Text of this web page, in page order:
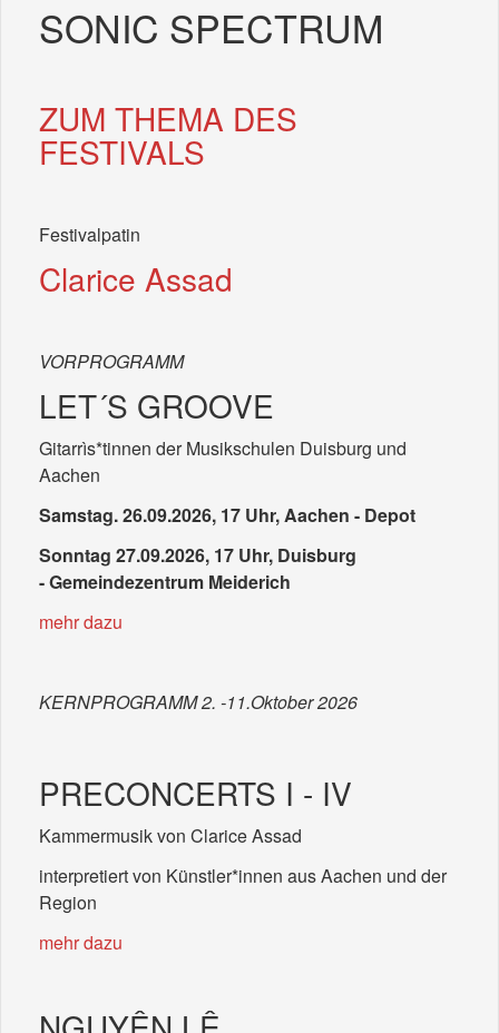
SONIC SPECTRUM
ZUM THEMA DES
FESTIVALS
Festivalpatin
Clarice Assad
VORPROGRAMM
LET´S GROOVE
Gitarrìs*tinnen der Musikschulen Duisburg und
Aachen
Samstag. 26.09.2026, 17 Uhr, Aachen - Depot
Sonntag 27.09.2026, 17 Uhr, Duisburg
-Gemeindezentrum Meiderich
mehr dazu
KERNPROGRAMM 2. -11.Oktober 2026
PRECONCERTS I - IV
Kammermusik von Clarice Assad
interpretiert von Künstler*innen aus Aachen und der
Region
mehr dazu